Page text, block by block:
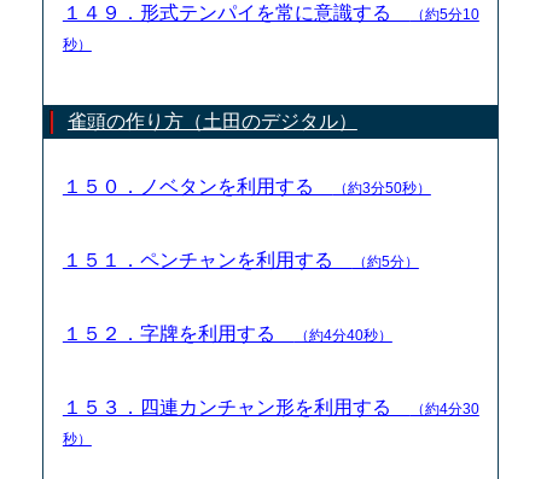
１４９．形式テンパイを常に意識する
（約5分10
秒）
雀頭の作り方（土田のデジタル）
１５０．ノベタンを利用する （約3分50秒）
１５１．ペンチャンを利用する （約5分）
１５２．字牌を利用する （約4分40秒）
１５３．四連カンチャン形を利用する
（約4分30
秒）